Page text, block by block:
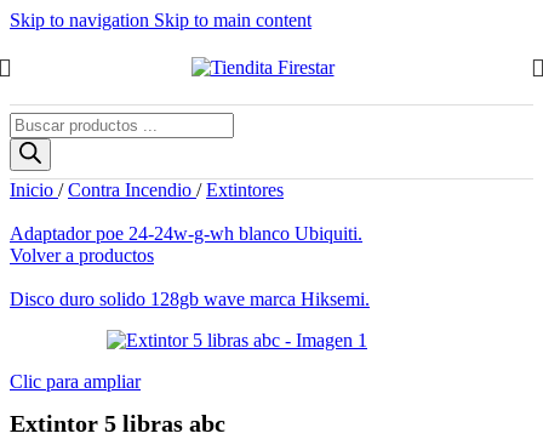
Skip to navigation Skip to main content
Búsqueda
de
productos
Inicio / Contra Incendio / Extintores
Adaptador poe 24-24w-g-wh blanco Ubiquiti.
Volver a productos
Disco duro solido 128gb wave marca Hiksemi.
Clic para ampliar
Extintor 5 libras abc